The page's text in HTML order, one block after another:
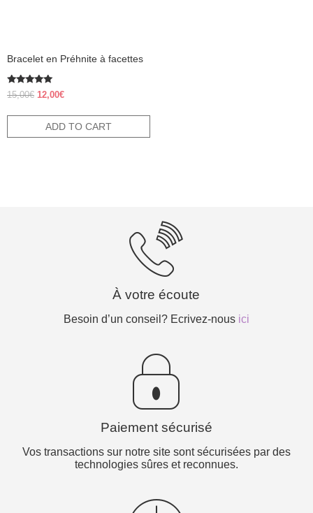
Bracelet en Préhnite à facettes
Rated
5.00
15,00€ Original
12,00€Current
ADD TO CART
À votre écoute
Besoin d’un conseil? Ecrivez-nous ici
Paiement sécurisé
Vos transactions sur notre site sont sécurisées par des
technologies sûres et reconnues.